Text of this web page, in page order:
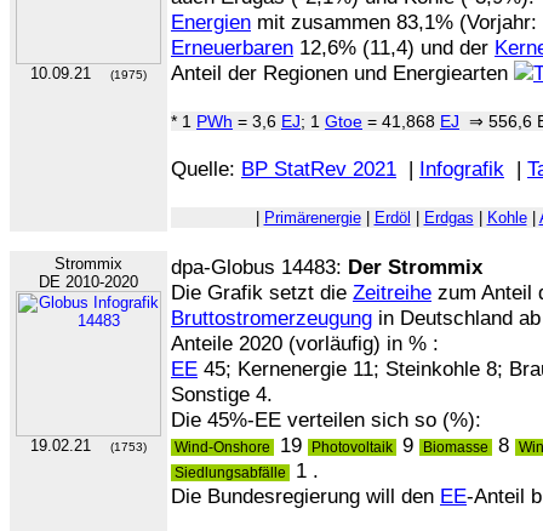
10.09.21 (1975)
Energien mit zusammen 83,1%
Erneuerbaren 12,6% (11,4) und der
Anteil der Regionen und Energiearten
* 1 PWh = 3,6 EJ; 1 Gtoe = 41,868 EJ ⇒ 556,6
Quelle: BP StatRev 2021 | Infografik |
Primärenergie| Erdöl Erdgas Kohle|
Strommix
DE 2010-2020
19.02.21 (1753)
dpa-Globus 14483: Der Strommix
Die Grafik setzt die Zeitreihe zum Anteil
Bruttostromerzeugung in Deutschland
Anteile 2020 (vorläufig) in % :
EE 45; Kernenergie 11; Steinkohle 8;
Sonstige 4.
Die 45%-EE verteilen sich so (%):
Wind-Onshore 19 Photovoltaik 9 Biomasse 8
Siedlungsabfälle
1 .
Die Bundesregierung will den EE-Anteil